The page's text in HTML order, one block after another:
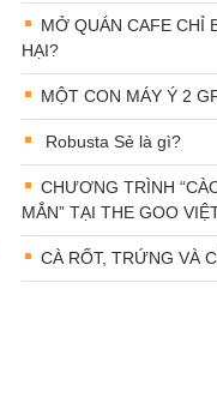
MỞ QUÁN CAFE CHỈ
HẠI?
MỘT CON MÁY Ý 2
​ Robusta Sẻ là gì? ​
CHƯƠNG TRÌNH
MẮN” TẠI THE GOO
CÀ RỐT, TRỨNG VÀ